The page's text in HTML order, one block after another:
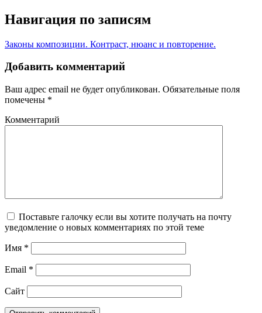
Навигация по записям
Законы композиции. Контраст, нюанс и повторение.
Добавить комментарий
Ваш адрес email не будет опубликован. Обязательные поля
помечены *
Комментарий
Поставьте галочку если вы хотите получать на почту
уведомление о новых комментариях по этой теме
Имя *
Email *
Сайт